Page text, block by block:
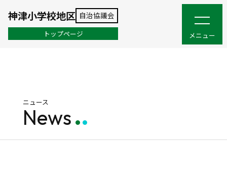
神津小学校地区 自治協議会
トップページ メニュー
ニュース
News